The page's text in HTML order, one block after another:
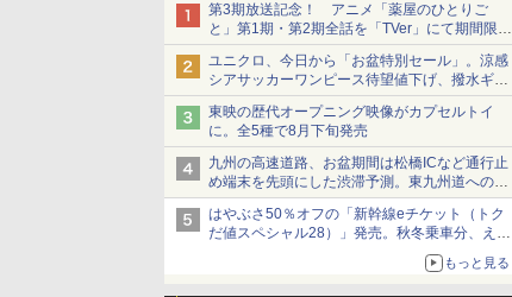
第3期放送記念！ アニメ「薬屋のひとりご
と」第1期・第2期全話を「TVer」にて期間限定
で順次無料配信開始
ユニクロ、今日から「お盆特別セール」。涼感
シアサッカーワンピース待望値下げ、撥水ギア
ショーツは1990円に
東映の歴代オープニング映像がカプセルトイ
に。全5種で8月下旬発売
九州の高速道路、お盆期間は松橋ICなど通行止
め端末を先頭にした渋滞予測。東九州道への迂
回は料金調整を実施
はやぶさ50％オフの「新幹線eチケット（トク
だ値スペシャル28）」発売。秋冬乗車分、えき
もっと見る